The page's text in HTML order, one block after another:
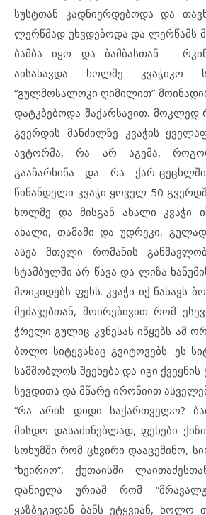
სუსტთან კადნიერდებოდა და
ლერწმად უხვდებოდა და ლერწამს
ბამბა იყო და ბამბასთან –
აისახავდა ხოლმე კვაჭიკო
“გულმოსალოკი ღიმილით”
დატკბებოდა შაქარსავით. მოკლედ
გვერდის მანძილზე კვაჭის
ავტორმა, რა არ აგემა,
გააჩარხინა და რა ქარ-
წინანდელი კვაჭი ყოველ 50
ხოლმე და მისგან ახალი კვაჭი
ახალი, თამამი და უდრეკი,
ასეა მთელი რომანის
სტამბულში არ წავა და ლიზა
მოიკიდებს ფეხს. კვაჭი იქ ნახავს
მეძავებთან, მოირებივით რომ
ჭრელი გულიც კვნესას იწყებს ამ
ბოლო სიტყვასაც გვიტოვებს. ეს
სამშობლოს შეეხება და იგი
სევდითა და მწარე ირონიით
“რა არის დიდი საქართველო?
მისდო დასაძინებლად, ფეხები
სოხუმში რომ ცხვირი დააცემინო,
“ხეირიო”, ქუთაისში
დანიელა ურიამ რომ
ყაზბეგიდან ბანს ეტყვიან, ხოლო